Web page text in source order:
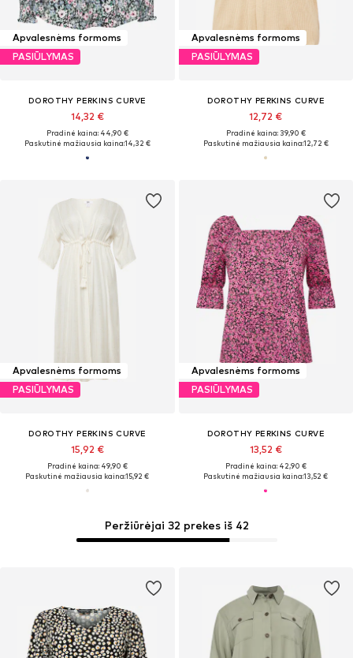
Peržiūrėjai 32 prekes iš 42
Apvalesnėms formoms
PASIŪLYMAS
DOROTHY PERKINS CURVE
14,32 €
Pradinė kaina: 44,90 €
Paskutinė mažiausia kaina:14,32 €
Apvalesnėms formoms
PASIŪLYMAS
DOROTHY PERKINS CURVE
12,72 €
Pradinė kaina: 39,90 €
Paskutinė mažiausia kaina:12,72 €
Apvalesnėms formoms
PASIŪLYMAS
DOROTHY PERKINS CURVE
15,92 €
Pradinė kaina: 49,90 €
Paskutinė mažiausia kaina:15,92 €
Apvalesnėms formoms
PASIŪLYMAS
DOROTHY PERKINS CURVE
13,52 €
Pradinė kaina: 42,90 €
Paskutinė mažiausia kaina:13,52 €